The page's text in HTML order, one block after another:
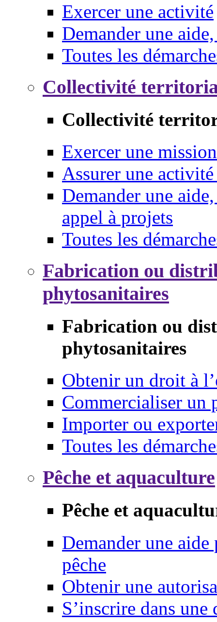
Exercer une activité
Demander une
Toutes les
Collectivité
Collectivité
Exercer une mission
Assurer une
Demander une
appel à projets
Toutes les
Fabrication ou
phytosanitaires
Fabrication ou
phytosanitaires
Obtenir un droit à
Commercialiser un
Importer ou
Toutes les
Pêche et aquaculture
Pêche et
Demander une
pêche
Obtenir une
S’inscrire dans une